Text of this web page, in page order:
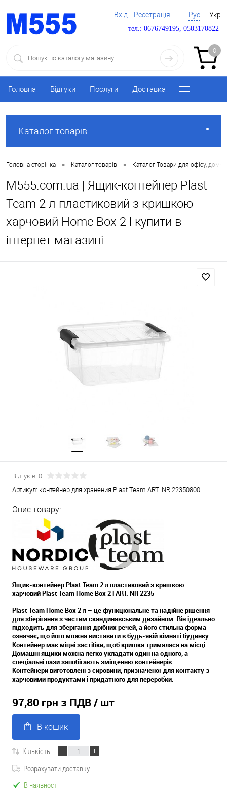
Вхід Реєстрація Рус Укр
тел.: 0676749195, 0503170822
0
Головна Відгуки Послуги Доставка
Каталог товарів
Головна сторінка • Каталог товарів • Каталог Товари для офісу, дому
M555.com.ua | Ящик-контейнер Plast
Team 2 л пластиковий з кришкою
харчовий Home Box 2 l купити в
інтернет магазині
Відгуків: 0
Артикул: контейнер для хранения Plast Team ART. NR 22350800
Опис товару:
Ящик-контейнер Plast Team 2 л пластиковий з кришкою
харчовий Plast TeamHome Box 2 l ART. NR 2235
Plast Team Home Box 2 л – це функціональне та надійне рішення
для зберігання з чистим скандинавським дизайном. Він ідеально
підходить для зберігання дрібних речей, а його стильна форма
означає, що його можна виставити в будь-якій кімнаті будинку.
Контейнер має міцні застібки, щоб кришка трималася на місці.
Домашні ящики можна легко укладати один на одного, а
спеціальні пази запобігають зміщенню контейнерів.
Контейнери виготовлені з сировини, призначеної для контакту з
харчовими продуктами і придатного для переробки.
97,80 грн з ПДВ/ шт
В кошик
Кількість:
Розрахувати доставку
В наявності